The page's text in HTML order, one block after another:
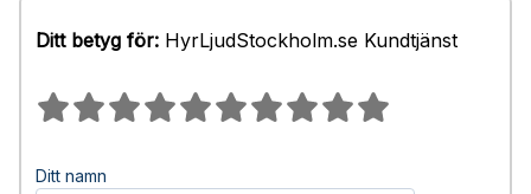
Ditt betyg för: HyrLjudStockholm.se Kundtjänst
Ditt namn